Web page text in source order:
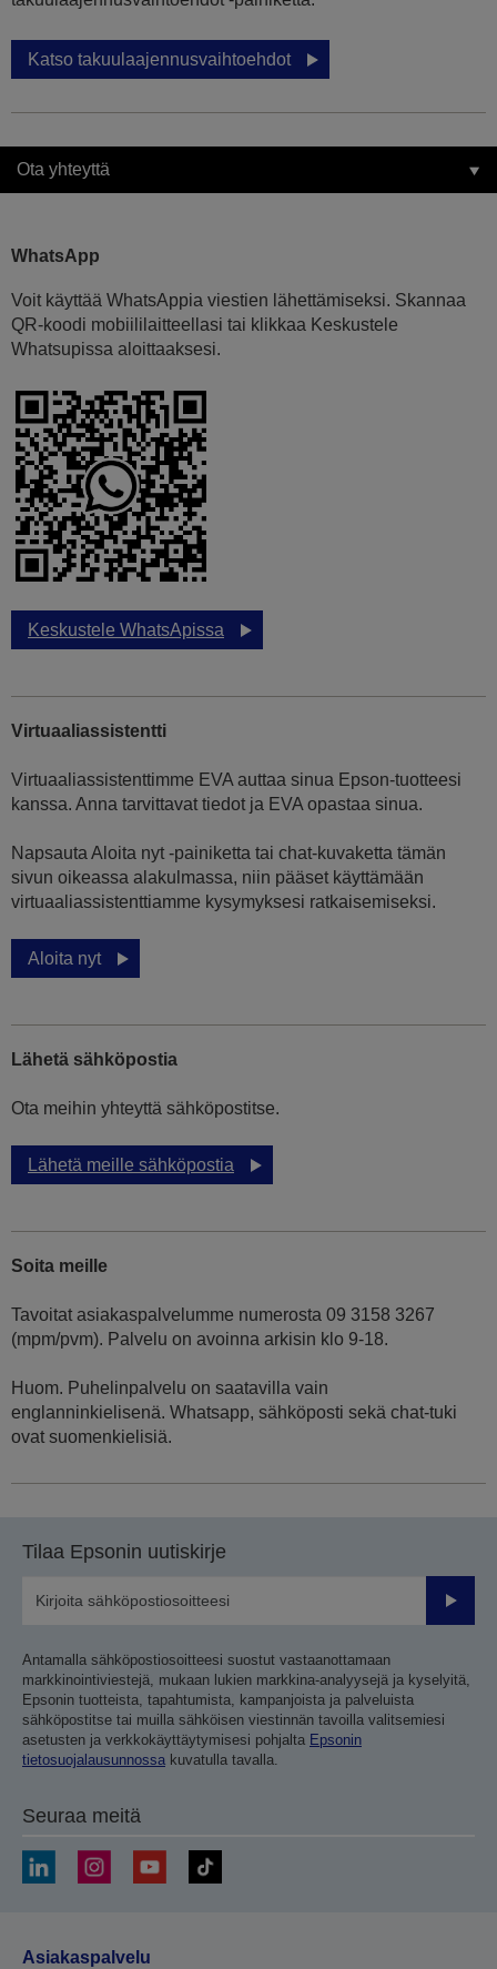
Katso takuulaajennusvaihtoehdot
Ota yhteyttä
WhatsApp
Voit käyttää WhatsAppia viestien lähettämiseksi. Skannaa
QR-koodi mobiililaitteellasi tai klikkaa Keskustele
Whatsupissa aloittaaksesi.
Keskustele WhatsApissa
Virtuaaliassistentti
Virtuaaliassistenttimme EVA auttaa sinua Epson-tuotteesi
kanssa. Anna tarvittavat tiedot ja EVA opastaa sinua.
Napsauta Aloita nyt -painiketta tai chat-kuvaketta tämän
sivun oikeassa alakulmassa, niin pääset käyttämään
virtuaaliassistenttiamme kysymyksesi ratkaisemiseksi.
Aloita nyt
Lähetä sähköpostia
Ota meihin yhteyttä sähköpostitse.
Lähetä meille sähköpostia
Soita meille
Tavoitat asiakaspalvelumme numerosta 09 3158 3267
(mpm/pvm). Palvelu on avoinna arkisin klo 9-18.
Huom. Puhelinpalvelu on saatavilla vain
englanninkielisenä. Whatsapp, sähköposti sekä chat-tuki
ovat suomenkielisiä.
Tilaa Epsonin uutiskirje
Lähetä
Antamalla sähköpostiosoitteesi suostut vastaanottamaan
markkinointiviestejä, mukaan lukien markkina-analyysejä ja kyselyitä,
Epsonin tuotteista, tapahtumista, kampanjoista ja palveluista
sähköpostitse tai muilla sähköisen viestinnän tavoilla valitsemiesi
asetusten ja verkkokäyttäytymisesi pohjalta Epsonin
tietosuojalausunnossa kuvatulla tavalla.
Seuraa meitä
Asiakaspalvelu